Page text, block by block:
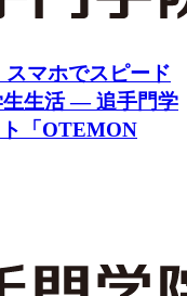
マホでスピード
生活 ― 追手門学
「OTEMON